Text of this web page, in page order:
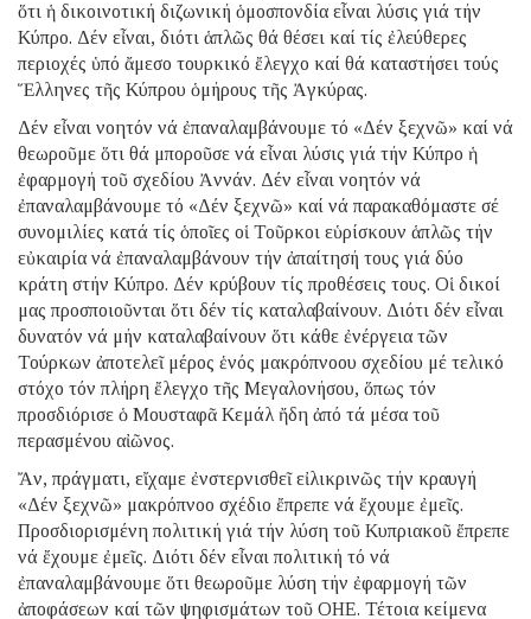
ὅτι ἡ δικοινοτική διζωνική ὁμοσπονδία εἶναι λύσις γιά τήν
Κύπρο. Δέν εἶναι, διότι ἁπλῶς θά θέσει καί τίς ἐλεύθερες
περιοχές ὑπό ἄμεσο τουρκικό ἔλεγχο καί θά καταστήσει τούς
Ἕλληνες τῆς Κύπρου ὁμήρους τῆς Ἀγκύρας.
Δέν εἶναι νοητόν νά ἐπαναλαμβάνουμε τό «Δέν ξεχνῶ» καί νά
θεωροῦμε ὅτι θά μποροῦσε νά εἶναι λύσις γιά τήν Κύπρο ἡ
ἐφαρμογή τοῦ σχεδίου Ἀννάν. Δέν εἶναι νοητόν νά
ἐπαναλαμβάνουμε τό «Δέν ξεχνῶ» καί νά παρακαθόμαστε σέ
συνομιλίες κατά τίς ὁποῖες οἱ Τοῦρκοι εὑρίσκουν ἁπλῶς τήν
εὐκαιρία νά ἐπαναλαμβάνουν τήν ἀπαίτησή τους γιά δύο
κράτη στήν Κύπρο. Δέν κρύβουν τίς προθέσεις τους. Οἱ δικοί
μας προσποιοῦνται ὅτι δέν τίς καταλαβαίνουν. Διότι δέν εἶναι
δυνατόν νά μήν καταλαβαίνουν ὅτι κάθε ἐνέργεια τῶν
Τούρκων ἀποτελεῖ μέρος ἑνός μακρόπνοου σχεδίου μέ τελικό
στόχο τόν πλήρη ἔλεγχο τῆς Μεγαλονήσου, ὅπως τόν
προσδιόρισε ὁ Μουσταφᾶ Κεμάλ ἤδη ἀπό τά μέσα τοῦ
περασμένου αἰῶνος.
Ἄν, πράγματι, εἴχαμε ἐνστερνισθεῖ εἰλικρινῶς τήν κραυγή
«Δέν ξεχνῶ» μακρόπνοο σχέδιο ἔπρεπε νά ἔχουμε ἐμεῖς.
Προσδιορισμένη πολιτική γιά τήν λύση τοῦ Κυπριακοῦ ἔπρεπε
νά ἔχουμε ἐμεῖς. Διότι δέν εἶναι πολιτική τό νά
ἐπαναλαμβάνουμε ὅτι θεωροῦμε λύση τήν ἐφαρμογή τῶν
ἀποφάσεων καί τῶν ψηφισμάτων τοῦ ΟΗΕ. Τέτοια κείμενα